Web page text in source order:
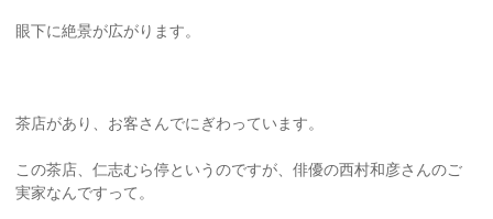
眼下に絶景が広がります。
茶店があり、お客さんでにぎわっています。
この茶店、仁志むら停というのですが、俳優の西村和彦さんのご
実家なんですって。